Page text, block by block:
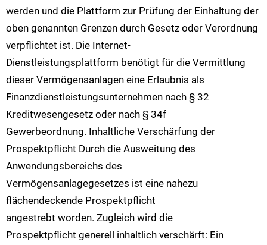
werden und die Plattform zur Prüfung der Einhaltung der
oben genannten Grenzen durch Gesetz oder Verordnung
verpflichtet ist. Die Internet-
Dienstleistungsplattform benötigt für die Vermittlung
dieser Vermögensanlagen eine Erlaubnis als
Finanzdienstleistungsunternehmen nach § 32
Kreditwesengesetz oder nach § 34f
Gewerbeordnung. Inhaltliche Verschärfung der
Prospektpflicht Durch die Ausweitung des
Anwendungsbereichs des
Vermögensanlagegesetzes ist eine nahezu
flächendeckende Prospektpflicht
angestrebt worden. Zugleich wird die
Prospektpflicht generell inhaltlich verschärft: Ein